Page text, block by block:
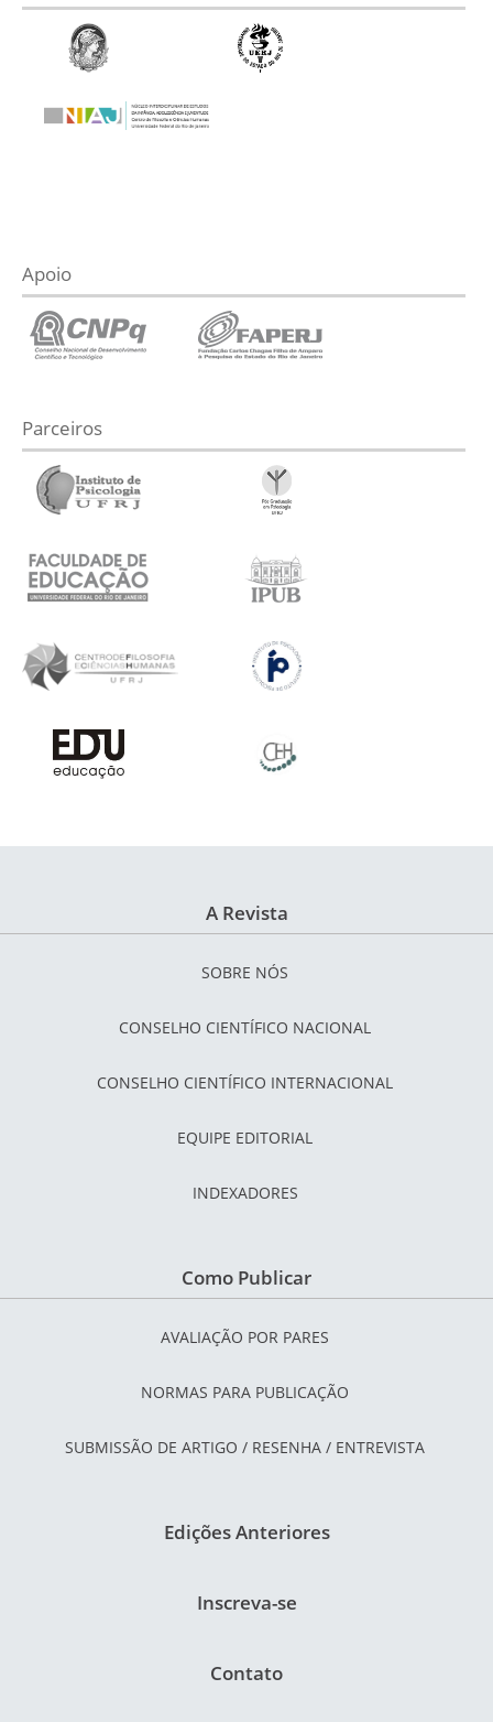
Apoio
Parceiros
A Revista
SOBRE NÓS
CONSELHO CIENTÍFICO NACIONAL
CONSELHO CIENTÍFICO INTERNACIONAL
EQUIPE EDITORIAL
INDEXADORES
Como Publicar
AVALIAÇÃO POR PARES
NORMAS PARA PUBLICAÇÃO
SUBMISSÃO DE ARTIGO / RESENHA / ENTREVISTA
Edições Anteriores
Inscreva-se
Contato